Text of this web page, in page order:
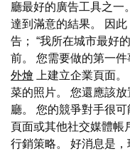
廳最好的廣告工具之一
達到滿意的結果。 因
告； “我所在城市最好
前。 您需要做的第一件
外燴 上建立企業頁面
菜的照片。 您還應該
廳。 您的競爭對手很
頁面或其他社交媒體帳
行銷策略。 好消息是